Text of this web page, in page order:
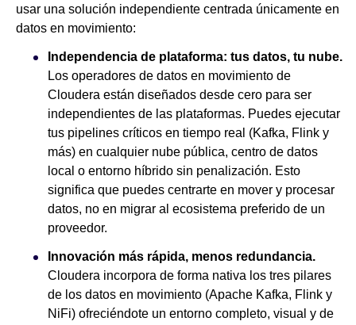
usar una solución independiente centrada únicamente en
datos en movimiento:
Independencia de plataforma: tus datos, tu nube.
Los operadores de datos en movimiento de
Cloudera están diseñados desde cero para ser
independientes de las plataformas. Puedes ejecutar
tus pipelines críticos en tiempo real (Kafka, Flink y
más) en cualquier nube pública, centro de datos
local o entorno híbrido sin penalización. Esto
significa que puedes centrarte en mover y procesar
datos, no en migrar al ecosistema preferido de un
proveedor.
Innovación más rápida, menos redundancia.
Cloudera incorpora de forma nativa los tres pilares
de los datos en movimiento (Apache Kafka, Flink y
NiFi) ofreciéndote un entorno completo, visual y de